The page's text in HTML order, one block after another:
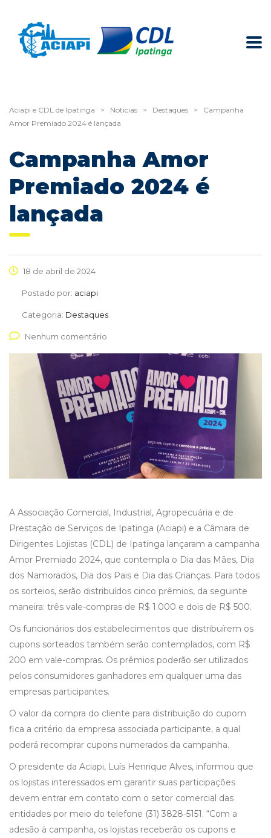
Aciapi e CDL de Ipatinga > Notícias > Destaques >
Campanha
Amor Premiado 2024 é lançada
Campanha Amor
Premiado 2024 é
lançada
18 de abril de 2024
Postado por: aciapi
Categoria: Destaques
Nenhum comentário
A Associação Comercial, Industrial, Agropecuária e de
Prestação de Serviços de Ipatinga (Aciapi) e a Câmara de
Dirigentes Lojistas (CDL) de Ipatinga lançaram a campanha
Amor Premiado 2024, que contempla o Dia das Mães, Dia
dos Namorados, Dia dos Pais e Dia das Crianças. Para todos
os sorteios, serão distribuídos cinco prêmios, da seguinte
maneira: três vale-compras de R$ 1.000 e dois de R$ 500.
Os funcionários dos estabelecimentos que distribuírem os
cupons sorteados também serão contemplados, com R$
200 em vale-compras. Os prêmios poderão ser utilizados
pelos consumidores ganhadores em qualquer uma das
empresas participantes.
O valor da compra do cliente para distribuição do cupom
fica a critério da empresa associada participante, a qual
poderá recomprar cupons numerados da campanha.
O presidente da Aciapi, Luís Henrique Alves, informou que
os lojistas interessados em garantir suas participações
devem entrar em contato com o setor comercial das
entidades por meio do telefone (31) 3828-5151. “Com a
adesão à campanha, os lojistas receberão os cupons e